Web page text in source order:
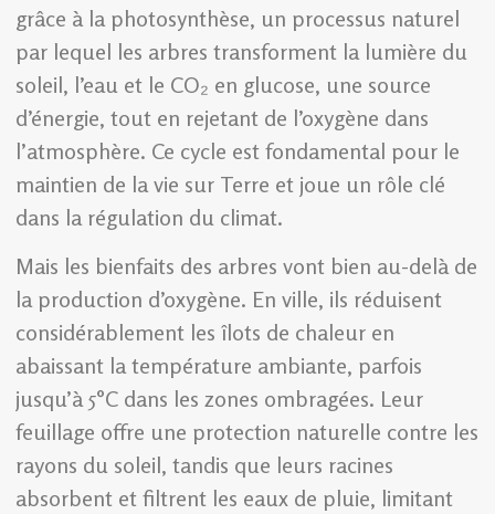
grâce à la photosynthèse, un processus naturel
par lequel les arbres transforment la lumière du
soleil, l’eau et le CO₂ en glucose, une source
d’énergie, tout en rejetant de l’oxygène dans
l’atmosphère. Ce cycle est fondamental pour le
maintien de la vie sur Terre et joue un rôle clé
dans la régulation du climat.
Mais les bienfaits des arbres vont bien au-delà de
la production d’oxygène. En ville, ils réduisent
considérablement les îlots de chaleur en
abaissant la température ambiante, parfois
jusqu’à 5°C dans les zones ombragées. Leur
feuillage offre une protection naturelle contre les
rayons du soleil, tandis que leurs racines
absorbent et filtrent les eaux de pluie, limitant